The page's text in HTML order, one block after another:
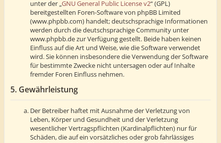
unter der „GNU General Public License v2“ (GPL)
bereitgestellten Foren-Software von phpBB Limited
(www.phpbb.com) handelt; deutschsprachige Informationen
werden durch die deutschsprachige Community unter
www.phpbb.de zur Verfügung gestellt. Beide haben keinen
Einfluss auf die Art und Weise, wie die Software verwendet
wird. Sie können insbesondere die Verwendung der Software
für bestimmte Zwecke nicht untersagen oder auf Inhalte
fremder Foren Einfluss nehmen.
5. Gewährleistung
Der Betreiber haftet mit Ausnahme der Verletzung von
Leben, Körper und Gesundheit und der Verletzung
wesentlicher Vertragspflichten (Kardinalpflichten) nur für
Schäden, die auf ein vorsätzliches oder grob fahrlässiges